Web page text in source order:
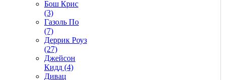
Бош Крис
(3)
Газоль По
(7)
Деррик Роуз
(27)
Джейсон
Кидд (4)
Дивац